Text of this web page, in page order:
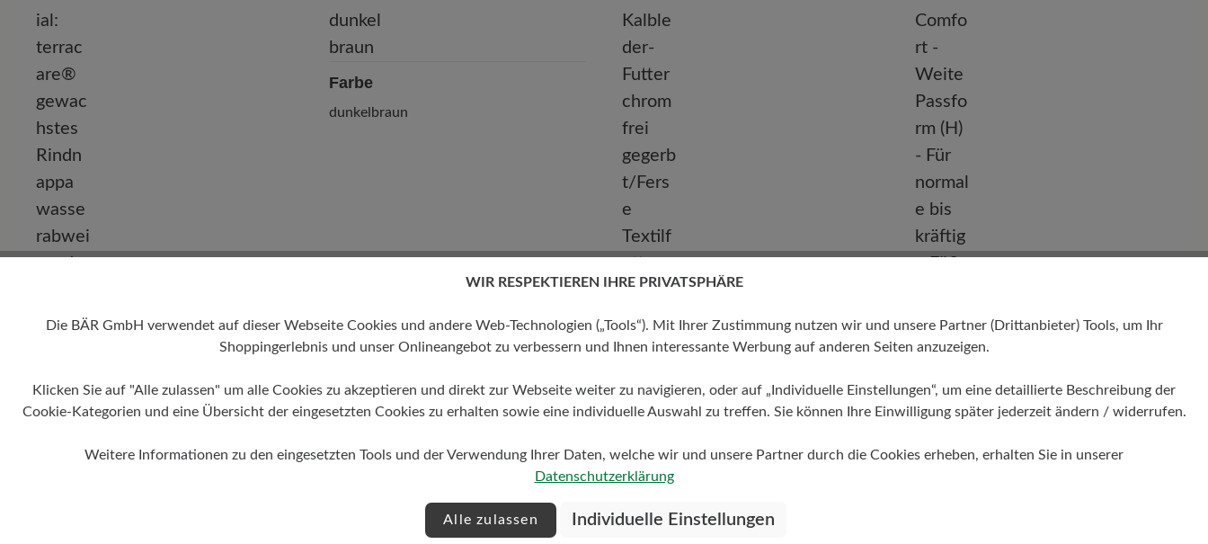
Telefon: 0800 88 62 63
terracare® gewachstes Rindnappa
Farbe
dunkelbraun
Kalbleder-Futter chromfrei
gegerbt/Ferse Textilfutter
Comfort - Weite Passform (H) - Für
normale bis kräftige Füße
Dämpfungsgrad
WIR RESPEKTIEREN IHRE PRIVATSPHÄRE
Die BÄR GmbH verwendet auf dieser Webseite Cookies und andere Web-Technologien („Tools“). Mit Ihrer Zustimmung nutzen wir und unsere Partner (Drittanbieter) Tools, um Ihr
Shoppingerlebnis und unser Onlineangebot zu verbessern und Ihnen interessante Werbung auf anderen Seiten anzuzeigen.
Klicken Sie auf "Alle zulassen" um alle Cookies zu akzeptieren und direkt zur Webseite weiter zu navigieren, oder auf „Individuelle Einstellungen“, um eine detaillierte Beschreibung der
Cookie-Kategorien und eine Übersicht der eingesetzten Cookies zu erhalten sowie eine individuelle Auswahl zu treffen. Sie können Ihre Einwilligung später jederzeit ändern / widerrufen.
Weitere Informationen zu den eingesetzten Tools und der Verwendung Ihrer Daten, welche wir und unsere Partner durch die Cookies erheben, erhalten Sie in unserer
Datenschutzerklärung
Alle zulassen Individuelle Einstellungen